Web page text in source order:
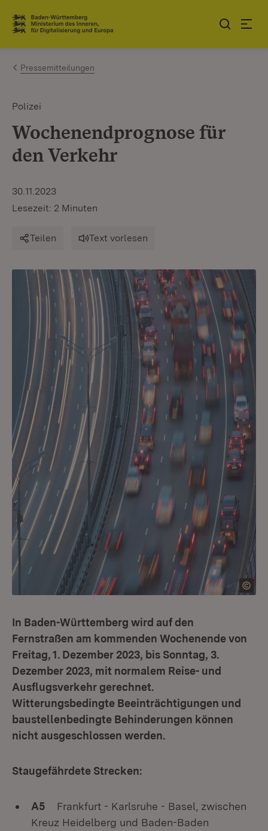
Zum Inhalt springen
Link zur Startseite
Pressemitteilungen
Polizei
Wochenendprognose für
den Verkehr
30.11.2023
Lesezeit: 2 Minuten
Teilen Text vorlesen
In Baden-Württemberg wird auf den
Fernstraßen am kommenden Wochenende von
Freitag, 1. Dezember 2023, bis Sonntag, 3.
Dezember 2023, mit normalem Reise- und
Ausflugsverkehr gerechnet.
Witterungsbedingte Beeinträchtigungen und
baustellenbedingte Behinderungen können
nicht ausgeschlossen werden.
Staugefährdete Strecken:
A5 Frankfurt - Karlsruhe - Basel, zwischen
Kreuz Heidelberg und Baden-Baden